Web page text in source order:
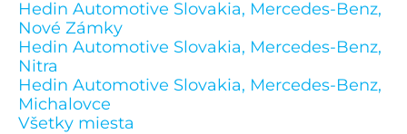
Hedin Automotive Slovakia, Mercedes-Benz,
Nové Zámky
Hedin Automotive Slovakia, Mercedes-Benz,
Nitra
Hedin Automotive Slovakia, Mercedes-Benz,
Michalovce
Všetky miesta